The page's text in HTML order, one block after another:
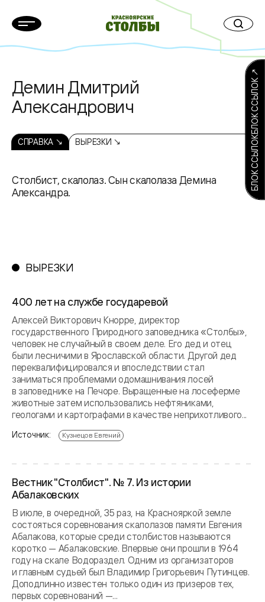
Демин Дмитрий
Александрович
СПРАВКА ↘ ВЫРЕЗКИ ↘
Столбист, скалолаз. Сын скалолаза Демина
Александра.
БЛОК ССЫЛОКБЛОК ССЫЛОК ↗
ВЫРЕЗКИ
400 лет на службе государевой
Алексей Викторович Кнорре, директор
государственного Природного заповедника «Столбы»,
человек не случайный в своем деле. Его дед и отец
были лесничими в Ярославской области. Другой дед
переквалифицировался и впоследствии стал
заниматься проблемами одомашнивания лосей
в заповеднике на Печоре. Выращенные на лосеферме
животные затем использовались нефтяниками,
геологами и картографами в качестве неприхотливого...
Источник: Кузнецов Евгений
Вестник "Столбист". № 7. Из истории
Абалаковских
В июле, в очередной, 35 раз, на Краснояркой земле
состояться соревнования скалолазов памяти Евгения
Абалакова, которые среди столбистов называются
коротко — Абалаковские. Впервые они прошли в 1964
году на скале Водораздел. Одним из организаторов
и главным судьей был Владимир Григорьевич Путинцев.
Доподлинно известен только один из призеров тех,
первых соревнований —...